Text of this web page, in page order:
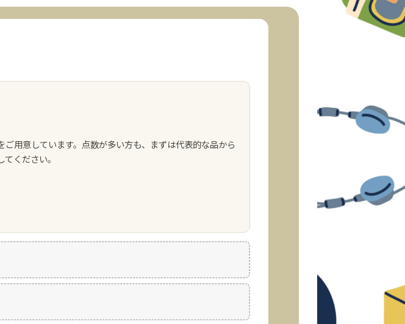
用意しています。点数が多い方も、まずは代表的な品から
ください。